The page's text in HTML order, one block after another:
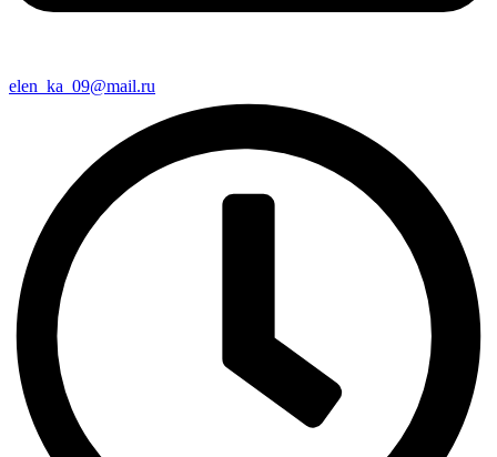
elen_ka_09@mail.ru